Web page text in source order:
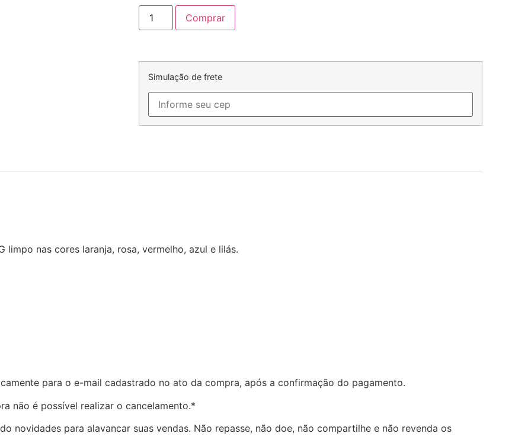
Comprar
Simulação de frete
limpo nas cores laranja, rosa, vermelho, azul e lilás.
para o e-mail cadastrado no ato da compra, após a confirmação do pagamento.
não é possível realizar o cancelamento.*
novidades para alavancar suas vendas. Não repasse, não doe, não compartilhe e não revenda os